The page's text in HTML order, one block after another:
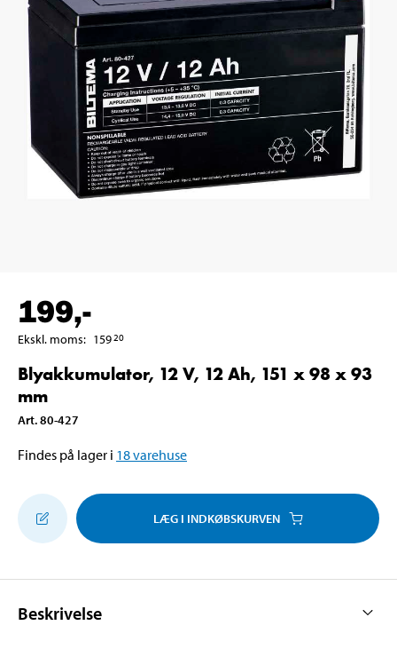
199,-
Ekskl. moms: 15920
Blyakkumulator, 12 V, 12 Ah, 151 x 98 x 93
mm
Art.80-427
Findes på lager i 18varehuse
LÆG I INDKØBSKURVEN
Beskrivelse